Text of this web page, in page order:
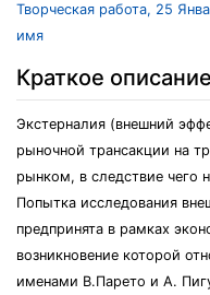
Творческая работа, 25
имя
Краткое описание
Экстерналия (внешний
рыночной трансакции на
рынком, в следствие чего
Попытка исследования
предпринята в рамках
возникновение которой
именами В.Парето и А.